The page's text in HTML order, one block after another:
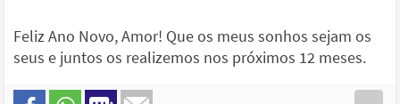
Feliz Ano Novo, Amor! Que os meus sonhos sejam os
seus e juntos os realizemos nos próximos 12 meses.